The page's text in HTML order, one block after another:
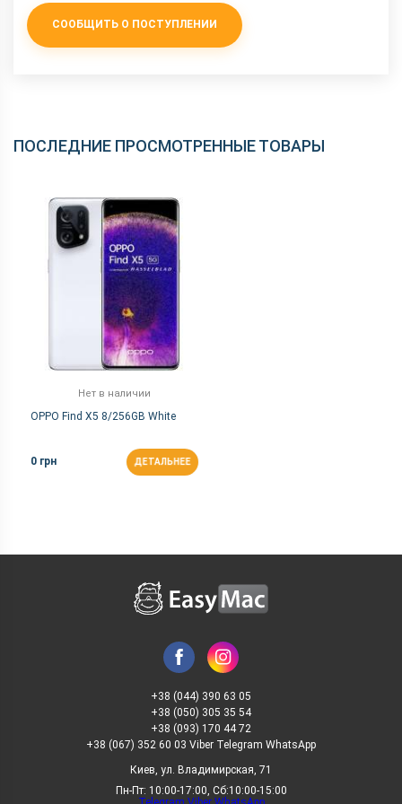
СООБЩИТЬ О ПОСТУПЛЕНИИ
ПОСЛЕДНИЕ ПРОСМОТРЕННЫЕ ТОВАРЫ
Нет в наличии
OPPO Find X5 8/256GB White
0 грн ДЕТАЛЬНЕЕ
+38 (044) 390 63 05
+38 (050) 305 35 54
+38 (093) 170 44 72
+38 (067) 352 60 03 Viber Telegram WhatsApp
Киев, ул. Владимирская, 71
Пн-Пт: 10:00-17:00, Сб:10:00-15:00